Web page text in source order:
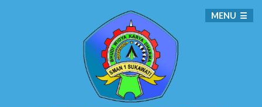
MENU